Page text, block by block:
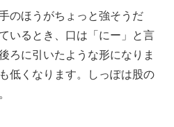
のほうがちょっと強そうだ
いるとき、口は「にー」と言
ろに引いたような形になりま
低くなります。しっぽは股の